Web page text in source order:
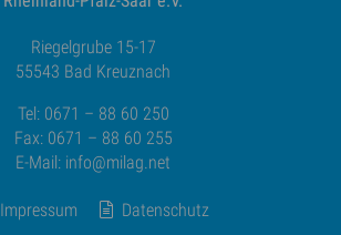
Riegelgrube 15-17
55543 Bad Kreuznach
Tel: 0671 – 88 60 250
Fax: 0671 – 88 60 255
E-Mail: info@milag.net
Impressum Datenschutz